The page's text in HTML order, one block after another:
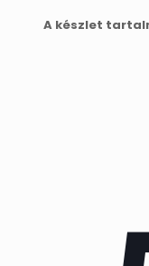
A készlet